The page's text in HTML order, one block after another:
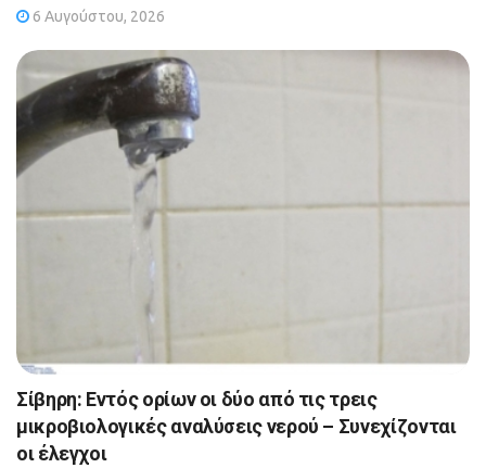
6 Αυγούστου, 2026
Σίβηρη: Εντός ορίων οι δύο από τις τρεις
μικροβιολογικές αναλύσεις νερού – Συνεχίζονται
οι έλεγχοι